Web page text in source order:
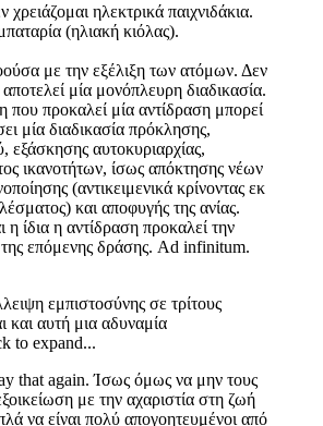
χρειάζομαι ηλεκτρικά παιχνιδάκια.
(ηλιακή κιόλας).
με την εξέλιξη των ατόμων. Δεν
μία μονόπλευρη διαδικασία.
που προκαλεί μία αντίδραση μπορεί
μία διαδικασία πρόκλησης,
εξάσκησης αυτοκυριαρχίας,
ικανοτήτων, ίσως απόκτησης νέων
(αντικειμενικά κρίνοντας εκ
και αποφυγής της ανίας.
ίδια η αντίδραση προκαλεί την
επόμενης δράσης. Ad infinitum.
εμπιστοσύνης σε τρίτους
και αυτή μια αδυναμία
to expand...
that again. Ίσως όμως να μην τους
με την αχαριστία στη ζωή
να είναι πολύ απογοητευμένοι από